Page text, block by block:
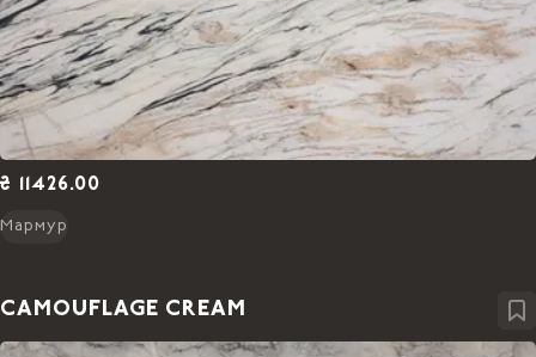
₴ 11426.00
Мармур
CAMOUFLAGE CREAM